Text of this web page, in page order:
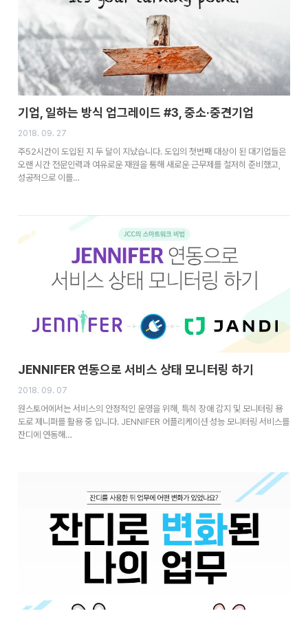
기업, 일하는 방식 업그레이드 #3, 중소·중견기업
2018. 09. 27
주52시간이 도입된 지 두 달이 지났습니다. 도입의 첫번째 대상이 된 대기업들은
오랜 시간 전문인력과 여유로운 재원을 통해 새로운 근무제를 철저히 준비했고,
성공적으로 이를…
JENNIFER 연동으로 서비스 상태 모니터링 하기
2018. 09. 07
원스토어에서는 서비스의 안정적인 운영을 위해, 특히 장애 감지 및 모니터링 용
도로 제니퍼를 활용 중 입니다. JENNIFER 어플리케이션 성능 모니터링 서비스를
잔디에 연동해…